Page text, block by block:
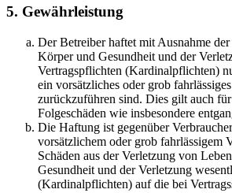
5. Gewährleistung
Der Betreiber haftet mit Ausnahme
Körper und Gesundheit und der
Vertragspflichten (Kardinalpflichten)
ein vorsätzliches oder grob
zurückzuführen sind. Dies gilt auch
Folgeschäden wie insbesondere
Die Haftung ist gegenüber
vorsätzlichem oder grob fahrlässigem
Schäden aus der Verletzung von
Gesundheit und der Verletzung
(Kardinalpflichten) auf die bei